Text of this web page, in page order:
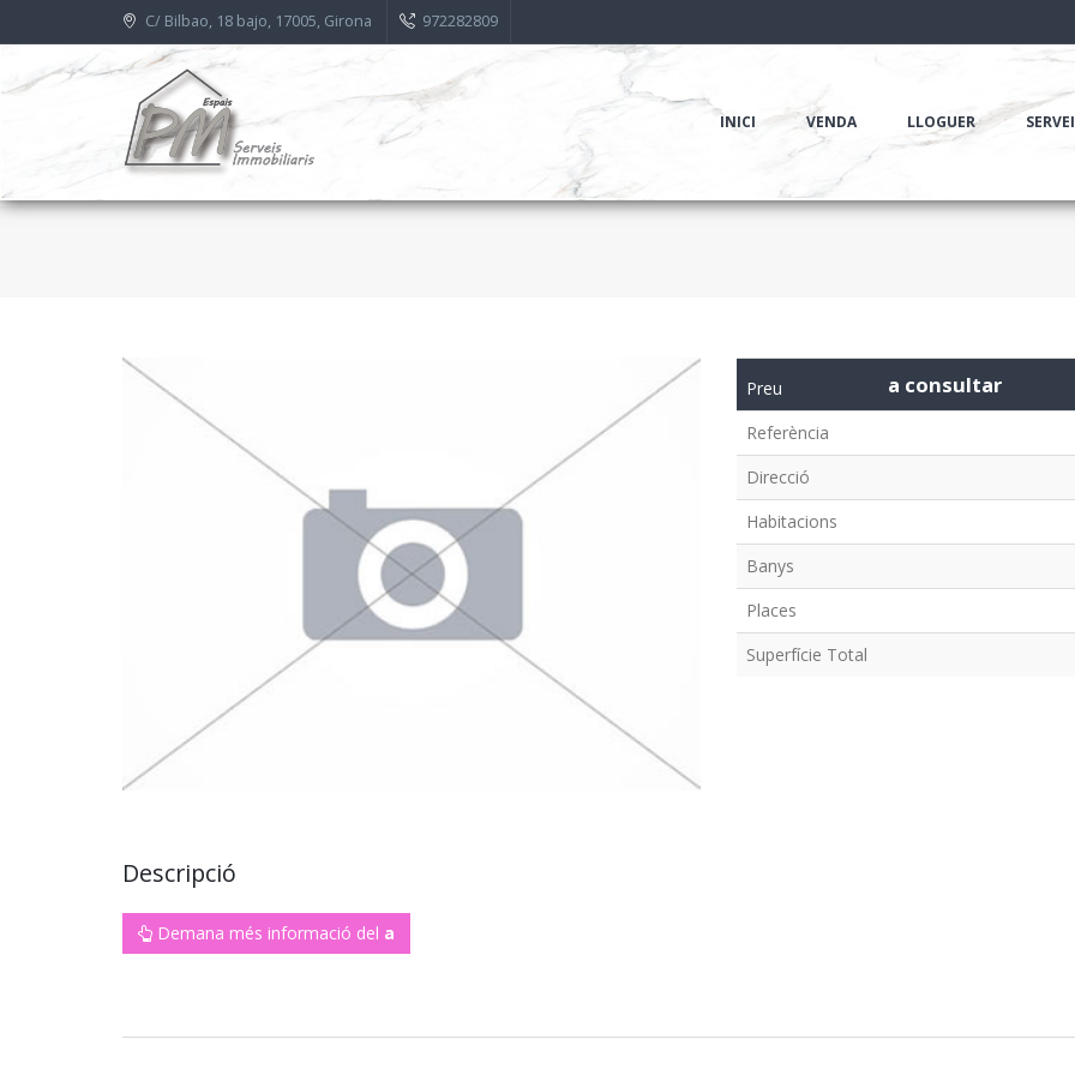
C/ Bilbao, 18 bajo, 17005, Girona 972282809
INICI VENDA LLOGUER
Preu a consultar
Referència
Direcció
Habitacions
Banys
Places
Superfície Total
Descripció
Demana més informació del a